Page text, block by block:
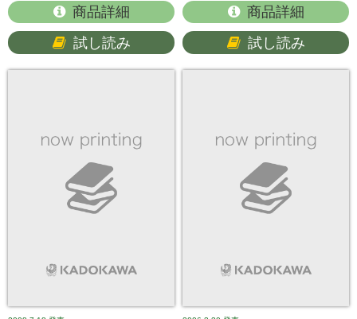
商品詳細
試し読み
商品詳細
試し読み